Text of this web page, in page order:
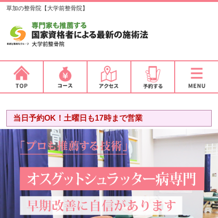
草加の整骨院【大学前整骨院】
当日予約OK！土曜日も17時まで営業